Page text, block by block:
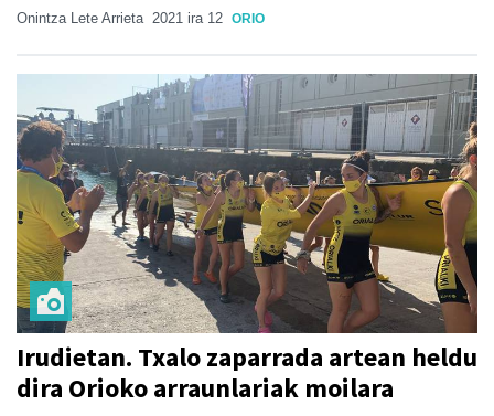
Onintza Lete Arrieta 2021 ira 12 ORIO
Irudietan. Txalo zaparrada artean heldu
dira Orioko arraunlariak moilara